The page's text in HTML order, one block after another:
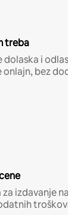
treba
i
bez
izdavanje